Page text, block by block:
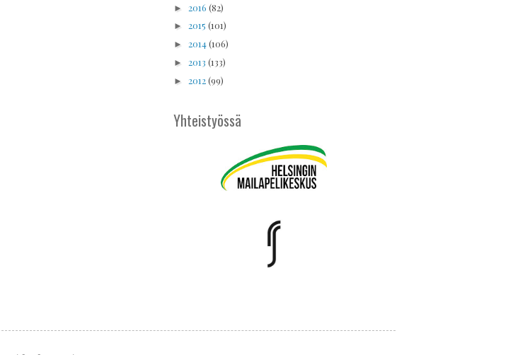
► 2016 (82)
► 2015 (101)
► 2014(106)
► 2013 (133)
► 2012(99)
Yhteistyössä